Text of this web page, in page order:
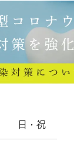
日・祝